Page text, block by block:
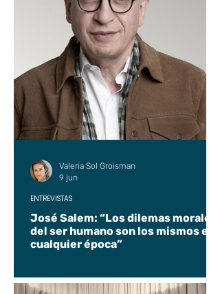
José Salem: “Los dilemas morales
del ser humano son los mismos en
cualquier época”
ENTREVISTAS
Valeria Sol Groisman
9 jun